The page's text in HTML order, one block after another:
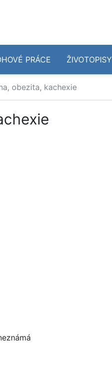
PRÁCE ŽIVOTOPISY
obezita, kachexie